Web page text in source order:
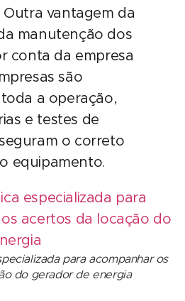
vantagem da
manutenção dos
conta da empresa
são
a operação,
e testes de
o correto
equipamento.
para acompanhar os
do gerador de energia